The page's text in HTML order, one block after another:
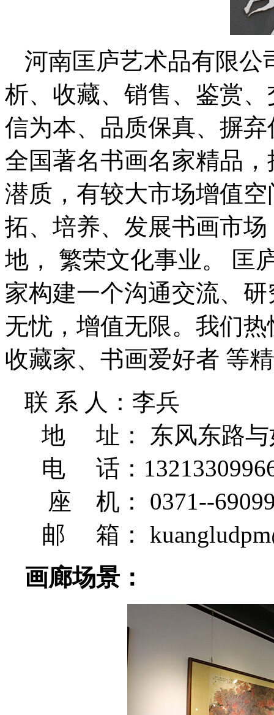
河南匡庐艺术品有限公
析、收藏、销售、鉴赏
信为本、品质保真、摒
全国著名书画名家精品
潜质，有较大市场增值
拓、培养、发展书画市
地， 繁荣文化事业。 匡
家构建一个沟通交流、
无忧，增值无限。我们
收藏家、书画爱好者 等
联 系 人：李兵
地 址： 东风东路与
电 话：
座 机： 0371--
邮 箱：
画廊场景：